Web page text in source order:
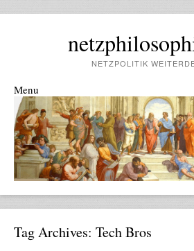
NETZPOLITIK
Menu
Skip to content
Tag Archives: Tech Bros